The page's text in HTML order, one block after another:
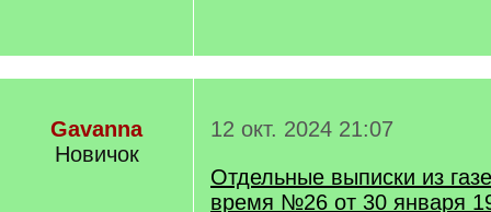
Gavanna
Новичок
12 окт. 2024 21:07
Отдельные выписки из
время №26 от 30 января